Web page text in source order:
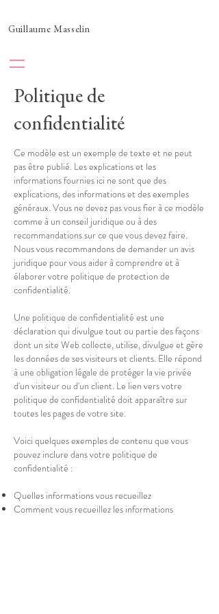
Guillaume Masselin
Politique de
confidentialité
Ce modèle est un exemple de texte et ne peut
pas être publié. Les explications et les
informations fournies ici ne sont que des
explications, des informations et des exemples
généraux. Vous ne devez pas vous fier à ce modèle
comme à un conseil juridique ou à des
recommandations sur ce que vous devez faire.
Nous vous recommandons de demander un avis
juridique pour vous aider à comprendre et à
élaborer votre politique de protection de
confidentialité.
Une politique de confidentialité est une
déclaration qui divulgue tout ou partie des façons
dont un site Web collecte, utilise, divulgue et gère
les données de ses visiteurs et clients. Elle répond
à une obligation légale de protéger la vie privée
d'un visiteur ou d'un client. Le lien vers votre
politique de confidentialité doit apparaître sur
toutes les pages de votre site.
Voici quelques exemples de contenu que vous
pouvez inclure dans votre politique de
confidentialité :
Quelles informations vous recueillez
Comment vous recueillez les informations